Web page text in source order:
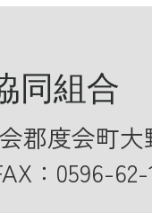
郡度会町
：0596-62-